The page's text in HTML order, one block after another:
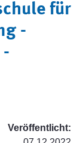
für
-
-
Veröffentlicht: